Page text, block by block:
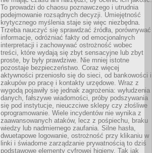
To prowadzi do chaosu poznawczego i utrudnia
podejmowanie rozsądnych decyzji. Umiejętność
krytycznego myślenia staje się więc niezbędna.
Trzeba nauczyć się sprawdzać źródła, porównywać
informacje, odróżniać fakty od emocjonalnych
interpretacji i zachowywać ostrożność wobec
treści, które wydają się zbyt sensacyjne lub zbyt
proste, by były prawdziwe. Nie mniej istotne
pozostaje bezpieczeństwo. Coraz więcej
aktywności przeniosło się do sieci, od bankowości i
zakupów po pracę i kontakty urzędowe. Wraz z
wygodą pojawiły się jednak zagrożenia: wyłudzenia
danych, fałszywe wiadomości, próby podszywania
się pod instytucje, nieuczciwe sklepy czy złośliwe
oprogramowanie. Wiele incydentów nie wynika z
zaawansowanych ataków, lecz z pośpiechu, braku
wiedzy lub nadmiernego zaufania. Silne hasła,
dwuetapowe logowanie, ostrożność przy klikaniu w
linki i świadome zarządzanie prywatnością to dziś
podstawowe elementy cyfrowej higieny. Tak jak